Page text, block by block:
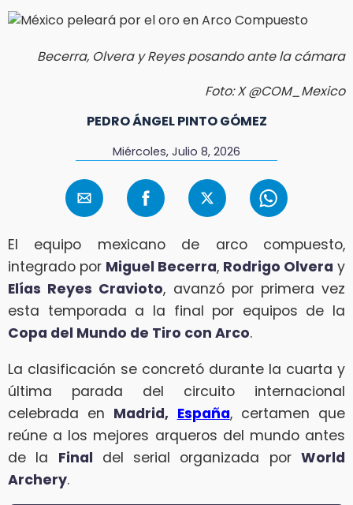
Becerra, Olvera y Reyes posando ante la cámara
Foto: X @COM_Mexico
PEDRO ÁNGEL PINTO GÓMEZ
Miércoles, Julio 8, 2026
El equipo mexicano de arco compuesto,
integrado por Miguel Becerra, Rodrigo Olvera y
Elías Reyes Cravioto, avanzó por primera vez
esta temporada a la final por equipos de la
Copa del Mundo de Tiro con Arco.
La clasificación se concretó durante la cuarta y
última parada del circuito internacional
celebrada en Madrid, España, certamen que
reúne a los mejores arqueros del mundo antes
de la Final del serial organizada porWorld
Archery.